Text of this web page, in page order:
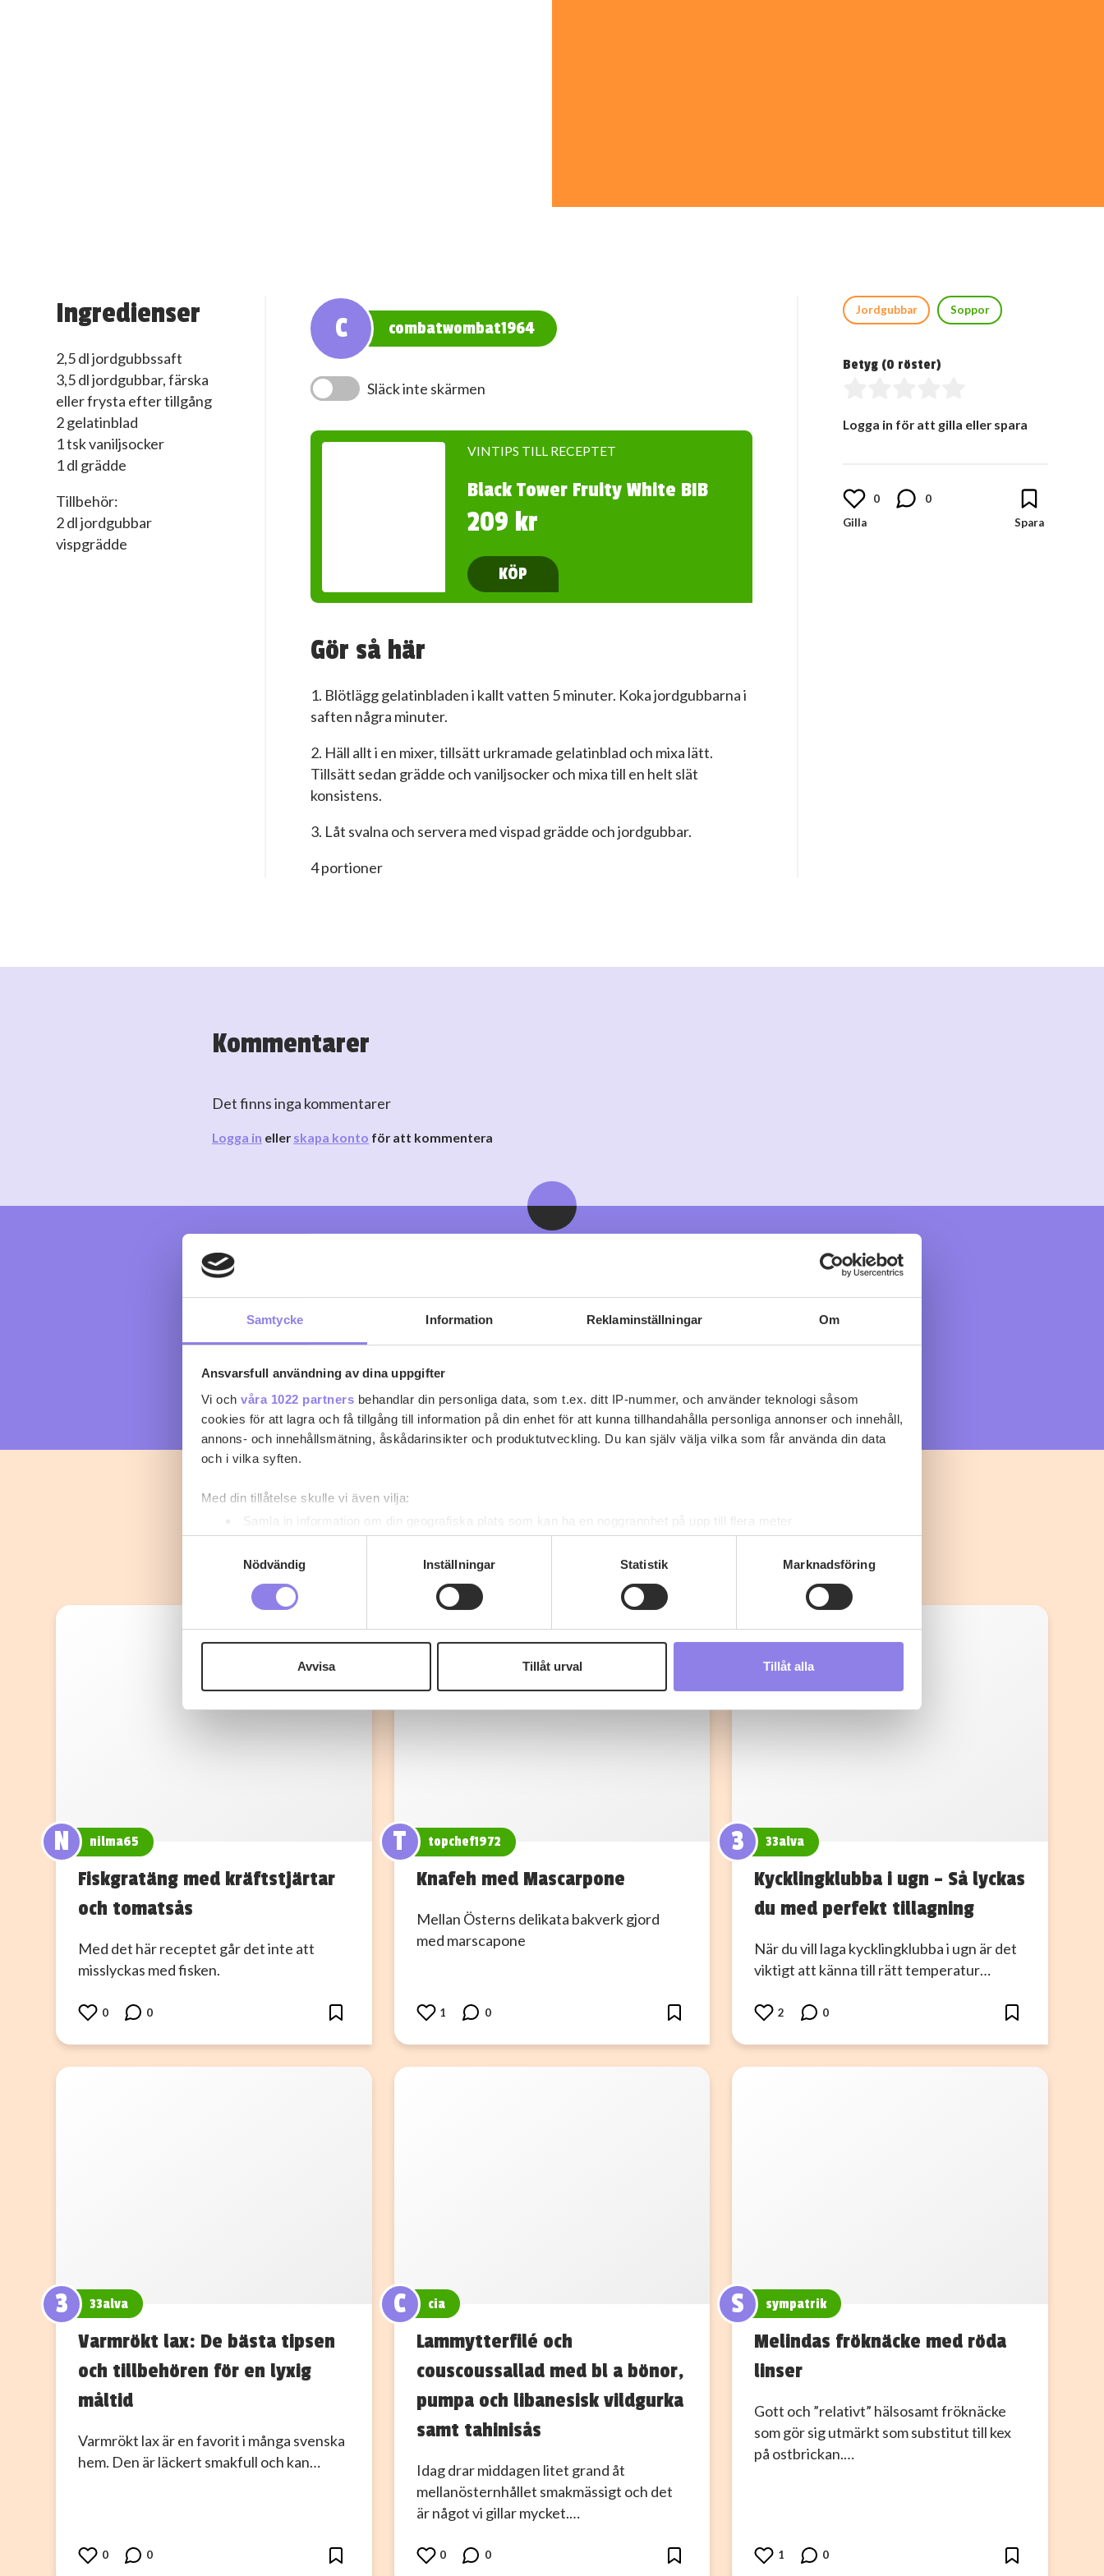
Samtycke Information Reklaminställningar Om
Ansvarsfull användning av dina uppgifter
Vi och våra 1022 partners behandlar din personliga data, som t.ex. ditt IP-nummer, och använder teknologi såsom
cookies för att lagra och få tillgång till information på din enhet för att kunna tillhandahålla personliga annonser och innehåll,
annons- och innehållsmätning, åskådarinsikter och produktutveckling. Du kan själv välja vilka som får använda din data
och i vilka syften.
Med din tillåtelse skulle vi även vilja:
Samla in information om din geografiska plats som kan ha en noggrannhet på upp till flera meter
Identifiera din enhet genom att aktivt skanna den för specifika kännetecken (fingeravtryck)
Ta reda på mer om hur dina personliga uppgifter behandlas och ställ in dina preferenser i
detaljsektionen. Du kan ändra
eller dra tillbaka ditt samtycke när som helst från cookie-förklaringen.
eller äldre. Genom att besöka webbplatsen intygar du att du är 25 år eller äldre.
Nödvändig
Inställningar Statistik Marknadsföring
Avvisa Tillåt urval Tillåt alla
Ingredienser
2,5 dl jordgubbssaft
3,5 dl jordgubbar, färska
eller frysta efter tillgång
2 gelatinblad
1 tsk vaniljsocker
1 dl grädde
Tillbehör:
2 dl jordgubbar
vispgrädde
C combatwombat1964
Släck inte skärmen
VINTIPS TILL RECEPTET
Black Tower Fruity White BIB
209 kr
KÖP
Gör så här
1. Blötlägg gelatinbladen i kallt vatten 5 minuter. Koka jordgubbarna i
saften några minuter.
2. Häll allt i en mixer, tillsätt urkramade gelatinblad och mixa lätt.
Tillsätt sedan grädde och vaniljsocker och mixa till en helt slät
konsistens.
3. Låt svalna och servera med vispad grädde och jordgubbar.
4 portioner
Jordgubbar Soppor
Betyg (0 röster)
Logga in för att gilla eller spara
0 0
Kommentarer
Det finns inga kommentarer
Logga in eller skapa konto för att kommentera
Viner vi tror du gillar
Fler recept
N nilma65
Fiskgratäng med kräftstjärtar
och tomatsås
Med det här receptet går det inte att
misslyckas med fisken.
0 0
T topchef1972
Knafeh med Mascarpone
Mellan Österns delikata bakverk gjord
med marscapone
1 0
3 33alva
Kycklingklubba i ugn – Så lyckas
du med perfekt tillagning
När du vill laga kycklingklubba i ugn är det
viktigt att känna till rätt temperatur…
2 0
3 33alva
Varmrökt lax: De bästa tipsen
och tillbehören för en lyxig
måltid
Varmrökt lax är en favorit i många svenska
hem. Den är läckert smakfull och kan…
0 0
C cia
Lammytterfilé och
couscoussallad med bl a bönor,
pumpa och libanesisk vildgurka
samt tahinisås
Idag drar middagen litet grand åt
mellanösternhållet smakmässigt och det
är något vi gillar mycket.…
0 0
S sympatrik
Melindas fröknäcke med röda
linser
Gott och ”relativt” hälsosamt fröknäcke
som gör sig utmärkt som substitut till kex
på ostbrickan.…
1 0